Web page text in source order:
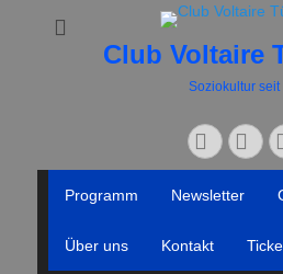
Club Voltaire
Soziokultur seit
nach:
Facebook
Menü
Inhalt
Programm Newsletter
Über uns Kontakt